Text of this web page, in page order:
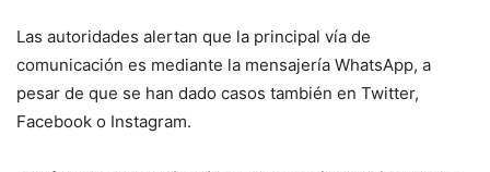
Las autoridades alertan que la principal vía de
comunicación es mediante la mensajería WhatsApp, a
pesar de que se han dado casos también en Twitter,
Facebook o Instagram.